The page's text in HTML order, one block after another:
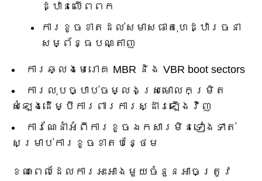
ដ្ឋានលើពពក
ការខូចខាតដល់សមាសធាតុហេដ្ឋារចនា
សម្ព័ន្ធបណ្តាញ
ការឆ្លងមេរោគ MBR និង VBR boot sectors
ការលុបច្បាប់ចម្លងស្រមោលកម្រិត
សំឡេងដើម្បីការពារការស្ដារឡើងវិញ
ការណែនាំអំពីការខូចឯកសារមិនទៀងទាត់
សម្រាប់ការខូចខាតបន្ថែម
ខណៈពេលដែលការអះអាងមួយចំនួនអាចត្រូវ